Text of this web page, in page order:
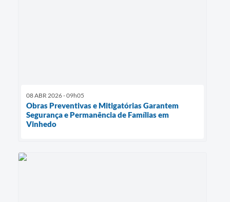
08 ABR 2026 - 09h05
Obras Preventivas e Mitigatórias Garantem
Segurança e Permanência de Famílias em
Vinhedo